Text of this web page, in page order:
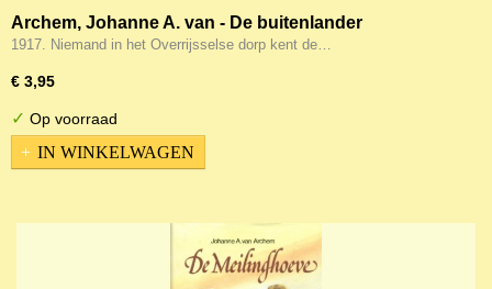
Archem, Johanne A. van - De buitenlander
1917. Niemand in het Overrijsselse dorp kent de…
€ 3,95
✓ Op voorraad
IN WINKELWAGEN